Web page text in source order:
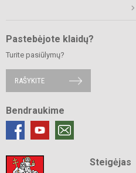
Pastebėjote klaidų?
Turite pasiūlymų?
RAŠYKITE
Bendraukime
Steigėjas